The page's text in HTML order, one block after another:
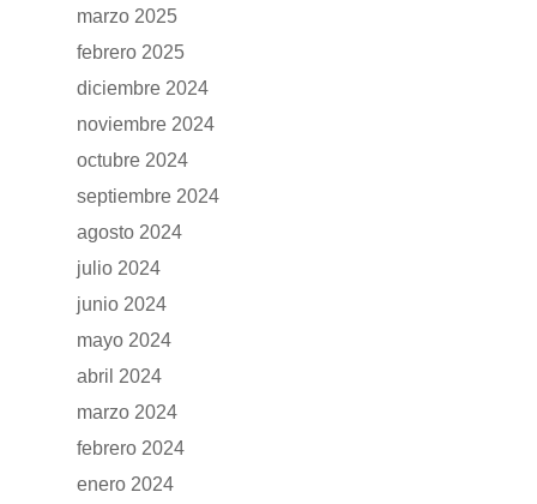
marzo 2025
febrero 2025
diciembre 2024
noviembre 2024
octubre 2024
septiembre 2024
agosto 2024
julio 2024
junio 2024
mayo 2024
abril 2024
marzo 2024
febrero 2024
enero 2024